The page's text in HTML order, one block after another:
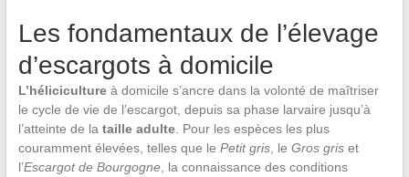
Les fondamentaux de l’élevage
d’escargots à domicile
L’hélicicultureà domicile s’ancre dans la volonté de maîtriser
le cycle de vie de l’escargot, depuis sa phase larvaire jusqu’à
l’atteinte de la taille adulte. Pour les espèces les plus
couramment élevées, telles que le Petit gris, le Gros griset
l’Escargot de Bourgogne, la connaissance des conditions